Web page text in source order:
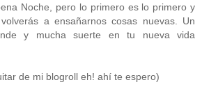
Noche, pero lo primero es lo primero y
a ensañarnos cosas nuevas. Un
y mucha suerte en tu nueva vida
de mi blogroll eh! ahí te espero)